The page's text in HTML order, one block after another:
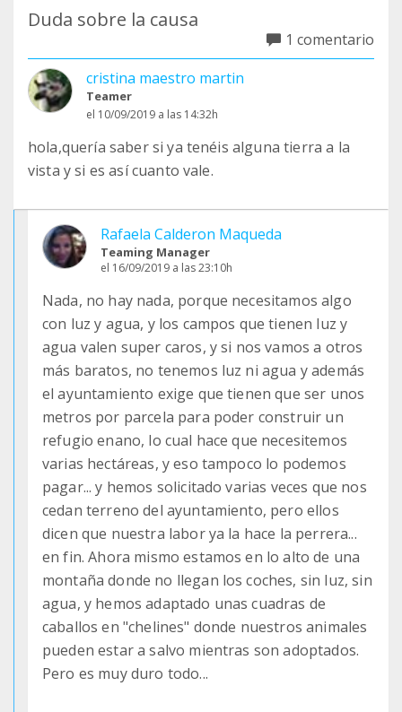
Duda sobre la causa
1 comentario
cristina maestro martin
Teamer
el 10/09/2019 a las 14:32h
hola,quería saber si ya tenéis alguna tierra a la
vista y si es así cuanto vale.
Rafaela Calderon Maqueda
Teaming Manager
el 16/09/2019 a las 23:10h
Nada, no hay nada, porque necesitamos algo
con luz y agua, y los campos que tienen luz y
agua valen super caros, y si nos vamos a otros
más baratos, no tenemos luz ni agua y además
el ayuntamiento exige que tienen que ser unos
metros por parcela para poder construir un
refugio enano, lo cual hace que necesitemos
varias hectáreas, y eso tampoco lo podemos
pagar... y hemos solicitado varias veces que nos
cedan terreno del ayuntamiento, pero ellos
dicen que nuestra labor ya la hace la perrera...
en fin. Ahora mismo estamos en lo alto de una
montaña donde no llegan los coches, sin luz, sin
agua, y hemos adaptado unas cuadras de
caballos en "chelines" donde nuestros animales
pueden estar a salvo mientras son adoptados.
Pero es muy duro todo...